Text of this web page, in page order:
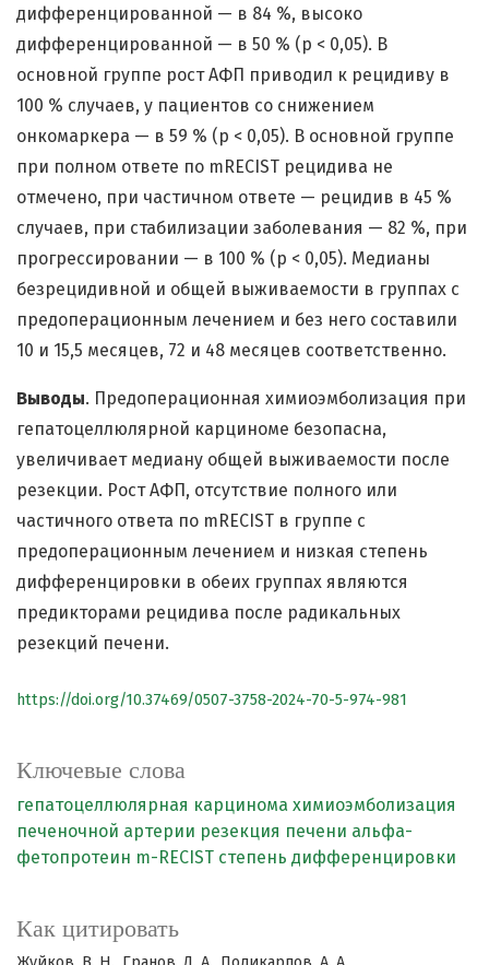
Ключевые слова
гепатоцеллюлярная карцинома химиоэмболизация
печеночной артерии резекция печени альфа-
фетопротеин m-RECIST степень дифференцировки
Как цитировать
дифференцированной — в 84 %, высоко
дифференцированной — в 50 % (p < 0,05). В
основной группе рост АФП приводил к рецидиву в
100 % случаев, у пациентов со снижением
онкомаркера — в 59 % (p < 0,05). В основной группе
при полном ответе по mRECIST рецидива не
отмечено, при частичном ответе — рецидив в 45 %
случаев, при стабилизации заболевания — 82 %, при
прогрессировании — в 100 % (p < 0,05). Медианы
безрецидивной и общей выживаемости в группах с
предоперационным лечением и без него составили
10 и 15,5 месяцев, 72 и 48 месяцев соответственно.
Выводы. Предоперационная химиоэмболизация при
гепатоцеллюлярной карциноме безопасна,
увеличивает медиану общей выживаемости после
резекции. Рост АФП, отсутствие полного или
частичного ответа по mRECIST в группе с
предоперационным лечением и низкая степень
дифференцировки в обеих группах являются
предикторами рецидива после радикальных
резекций печени.
https://doi.org/10.37469/0507-3758-2024-70-5-974-981